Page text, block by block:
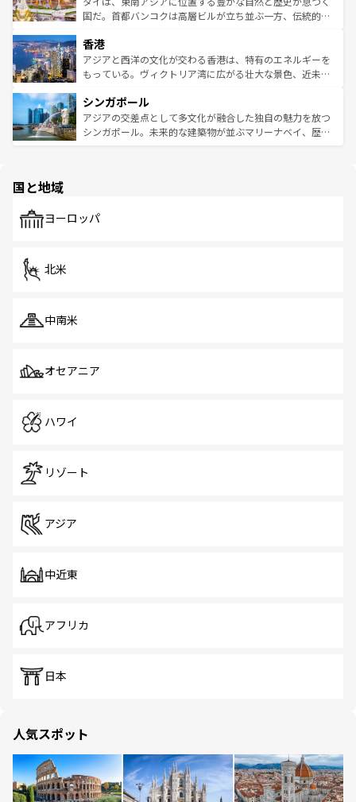
覧を参照してほしい。
醸し出している。また、バラエティの豊かさとおいしさで
とつ。フォーやバインミー、ベトナムコーヒーなどは、ぜ
ひ現地で味わいたい。どの地域を訪れてもあたたかい人々
が旅行者を迎えてくれるので、きっと忘れられない旅にな
参照してほしい。
国だ。首都バンコクは高層ビルが立ち並ぶ一方、伝統的な
の活気が交差している。北部ではチェンマイなどの山岳地
帯で自然と触れ合い、南部ではプーケットやクラビの美し
いビーチでリゾート気分を楽しむことができる。タイ料理
激する。気候は一年中温暖で、どの季節にも異なる楽しみ
が待っている。親しみやすいタイの人々、仏教を中心とし
た文化、そして多様な観光資源が、訪れる旅人を魅了し続
香港
アジアと西洋の文化が交わる香港は、特有のエネルギーを
もっている。ヴィクトリア湾に広がる壮大な景色、近未来
み、どこを訪れても感動するはず。観光スポットが密集し
ており、効率よく見どころを回れるのも魅力。息をのむよ
うな絶景から文化的な体験まで、香港を存分に楽しみ尽く
シンガポール
アジアの交差点として多文化が融合した独自の魅力を放つ
シンガポール。未来的な建築物が並ぶマリーナベイ、歴史
で、ホーカーズは地元の風情を楽しめる外せないスポット
国と地域
ヨーロッパ
北米
中南米
オセアニア
ハワイ
リゾート
アジア
中近東
アフリカ
日本
人気スポット